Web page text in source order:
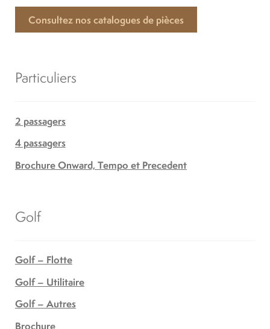
Consultez nos catalogues de pièces
Particuliers
2 passagers
4 passagers
Brochure Onward, Tempo et Precedent
Golf
Golf – Flotte
Golf – Utilitaire
Golf – Autres
Brochure